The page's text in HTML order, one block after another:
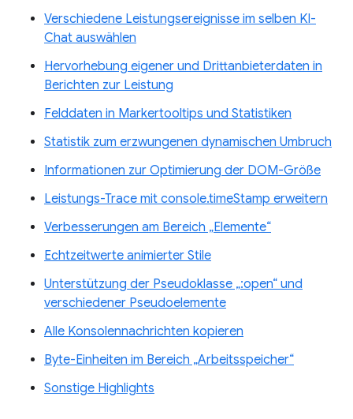
Verschiedene Leistungsereignisse im selben KI-
Chat auswählen
Hervorhebung eigener und Drittanbieterdaten in
Berichten zur Leistung
Felddaten in Markertooltips und Statistiken
Statistik zum erzwungenen dynamischen Umbruch
Informationen zur Optimierung der DOM-Größe
Leistungs-Trace mit console.timeStamp erweitern
Verbesserungen am Bereich „Elemente“
Echtzeitwerte animierter Stile
Unterstützung der Pseudoklasse „:open“ und
verschiedener Pseudoelemente
Alle Konsolennachrichten kopieren
Byte-Einheiten im Bereich „Arbeitsspeicher“
Sonstige Highlights